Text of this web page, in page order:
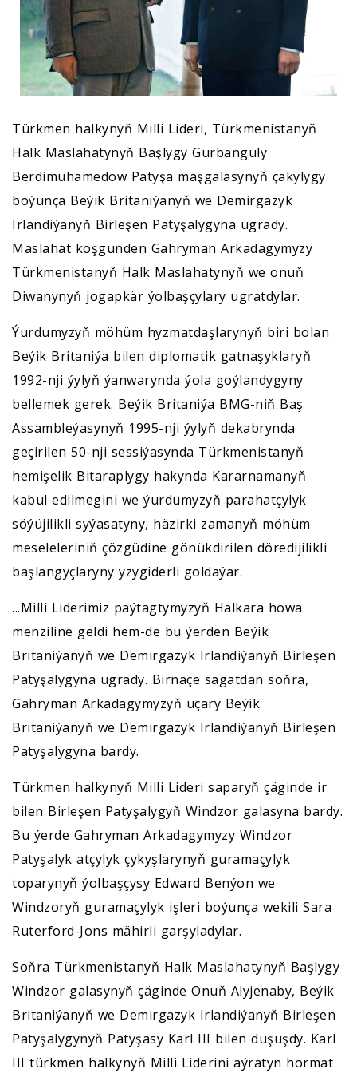
Türkmen halkynyň Milli Lideri, Türkmenistanyň
Halk Maslahatynyň Başlygy Gurbanguly
Berdimuhamedow Patyşa maşgalasynyň çakylygy
boýunça Beýik Britaniýanyň we Demirgazyk
Irlandiýanyň Birleşen Patyşalygyna ugrady.
Maslahat köşgünden Gahryman Arkadagymyzy
Türkmenistanyň Halk Maslahatynyň we onuň
Diwanynyň jogapkär ýolbaşçylary ugratdylar.
Ýurdumyzyň möhüm hyzmatdaşlarynyň biri bolan
Beýik Britaniýa bilen diplomatik gatnaşyklaryň
1992-nji ýylyň ýanwarynda ýola goýlandygyny
bellemek gerek. Beýik Britaniýa BMG-niň Baş
Assambleýasynyň 1995-nji ýylyň dekabrynda
geçirilen 50-nji sessiýasynda Türkmenistanyň
hemişelik Bitaraplygy hakynda Kararnamanyň
kabul edilmegini we ýurdumyzyň parahatçylyk
söýüjilikli syýasatyny, häzirki zamanyň möhüm
meseleleriniň çözgüdine gönükdirilen döredijilikli
başlangyçlaryny yzygiderli goldaýar.
...Milli Liderimiz paýtagtymyzyň Halkara howa
menziline geldi hem-de bu ýerden Beýik
Britaniýanyň we Demirgazyk Irlandiýanyň Birleşen
Patyşalygyna ugrady. Birnäçe sagatdan soňra,
Gahryman Arkadagymyzyň uçary Beýik
Britaniýanyň we Demirgazyk Irlandiýanyň Birleşen
Patyşalygyna bardy.
Türkmen halkynyň Milli Lideri saparyň çäginde ir
bilen Birleşen Patyşalygyň Windzor galasyna bardy.
Bu ýerde Gahryman Arkadagymyzy Windzor
Patyşalyk atçylyk çykyşlarynyň guramaçylyk
toparynyň ýolbaşçysy Edward Benýon we
Windzoryň guramaçylyk işleri boýunça wekili Sara
Ruterford-Jons mähirli garşyladylar.
Soňra Türkmenistanyň Halk Maslahatynyň Başlygy
Windzor galasynyň çäginde Onuň Alyjenaby, Beýik
Britaniýanyň we Demirgazyk Irlandiýanyň Birleşen
Patyşalygynyň Patyşasy Karl III bilen duşuşdy. Karl
III türkmen halkynyň Milli Liderini aýratyn hormat